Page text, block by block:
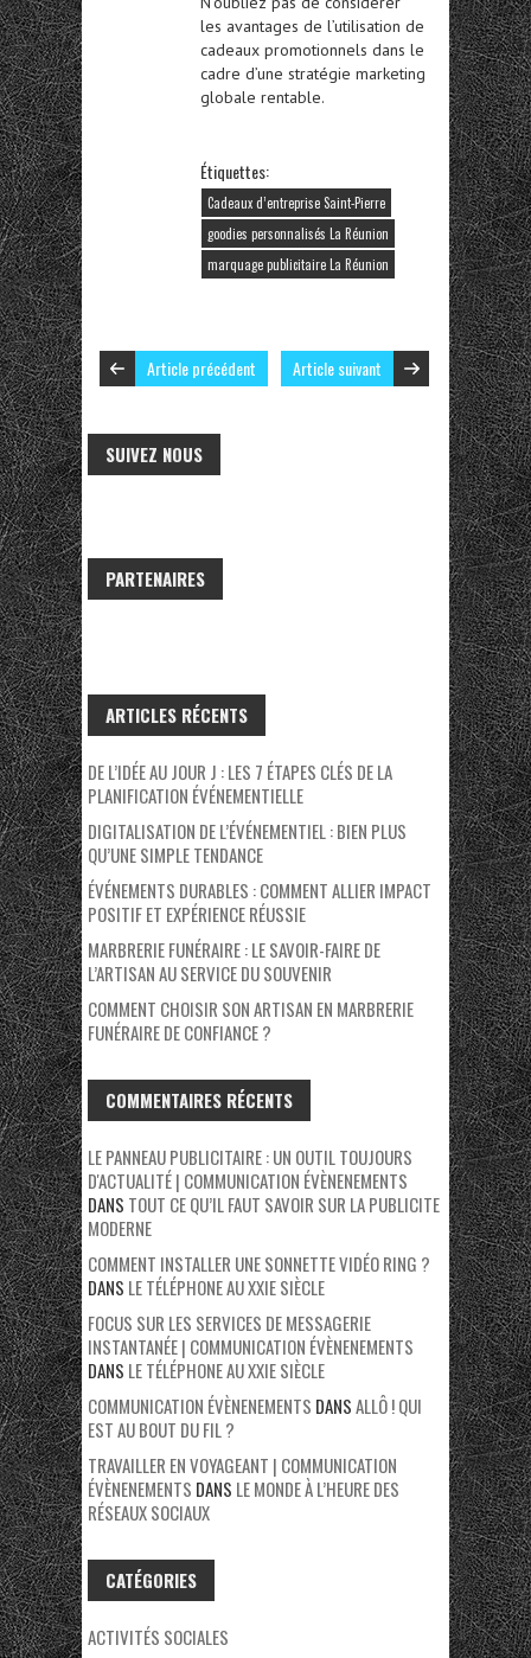
les avantages de l’utilisation de
cadeaux promotionnels dans le
cadre d’une stratégie marketing
globale rentable.
Étiquettes:
Cadeaux d’entreprise Saint-Pierre
goodies personnalisés La Réunion
marquage publicitaire La Réunion
Article précédent Article suivant
SUIVEZ NOUS
PARTENAIRES
ARTICLES RÉCENTS
DE L’IDÉE AU JOUR J : LES 7 ÉTAPES CLÉS DE LA
PLANIFICATION ÉVÉNEMENTIELLE
DIGITALISATION DE L’ÉVÉNEMENTIEL : BIEN PLUS
QU’UNE SIMPLE TENDANCE
ÉVÉNEMENTS DURABLES : COMMENT ALLIER IMPACT
POSITIF ET EXPÉRIENCE RÉUSSIE
MARBRERIE FUNÉRAIRE : LE SAVOIR-FAIRE DE
L’ARTISAN AU SERVICE DU SOUVENIR
COMMENT CHOISIR SON ARTISAN EN MARBRERIE
FUNÉRAIRE DE CONFIANCE ?
COMMENTAIRES RÉCENTS
LE PANNEAU PUBLICITAIRE : UN OUTIL TOUJOURS
D'ACTUALITÉ | COMMUNICATION ÉVÈNENEMENTS
DANS TOUT CE QU’IL FAUT SAVOIR SUR LA PUBLICITE
MODERNE
COMMENT INSTALLER UNE SONNETTE VIDÉO RING ?
DANS LE TÉLÉPHONE AU XXIE SIÈCLE
FOCUS SUR LES SERVICES DE MESSAGERIE
INSTANTANÉE | COMMUNICATION ÉVÈNENEMENTS
DANS LE TÉLÉPHONE AU XXIE SIÈCLE
COMMUNICATION ÉVÈNENEMENTS DANSALLÔ ! QUI
EST AU BOUT DU FIL ?
TRAVAILLER EN VOYAGEANT | COMMUNICATION
ÉVÈNENEMENTS DANS LE MONDE À L’HEURE DES
RÉSEAUX SOCIAUX
CATÉGORIES
ACTIVITÉS SOCIALES